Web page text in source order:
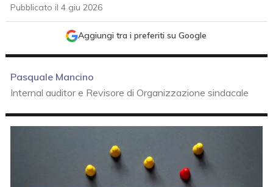
Pubblicato il 4 giu 2026
Aggiungi tra i preferiti su Google
Pasquale Mancino
Internal auditor e Revisore di Organizzazione sindacale